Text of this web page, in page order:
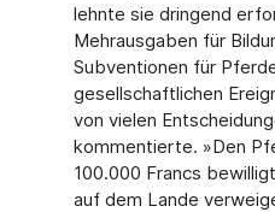
lehnte sie dringend
Mehrausgaben für
Subventionen für
gesellschaftlichen
von vielen
kommentierte. »Den
100.000 Francs
auf dem Lande